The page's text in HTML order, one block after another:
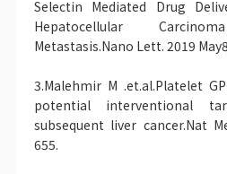
Selectin Mediated Drug
Hepatocellular
Metastasis.Nano Lett. 2019
3.Malehmir M .et.al.Platelet
potential interventional
subsequent liver cancer.Nat
655.